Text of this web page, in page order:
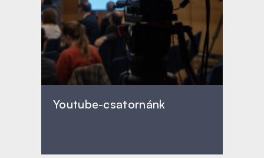
Youtube-csatornánk